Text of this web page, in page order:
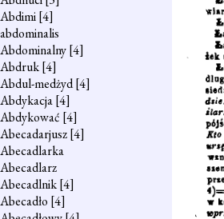
Abdimi[4]
abdominalis
Abdominalny[4]
Abdruk[4]
Abdul-medżyd[4]
Abdykacja[4]
Abdykować [4]
Abecadarjusz[4]
Abecadlarka
Abecadlarz
Abecadlnik[4]
Abecadło [4]